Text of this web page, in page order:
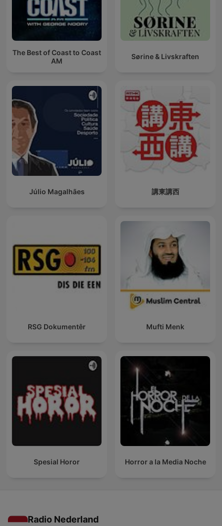
The Best of Coast to Coast
AM
Sørine & Livskraften
Júlio Magalhães 講東講西
RSG Dokumentêr Mufti Menk
Spesial Horor Horror a la Media Noche
Radio Nederland